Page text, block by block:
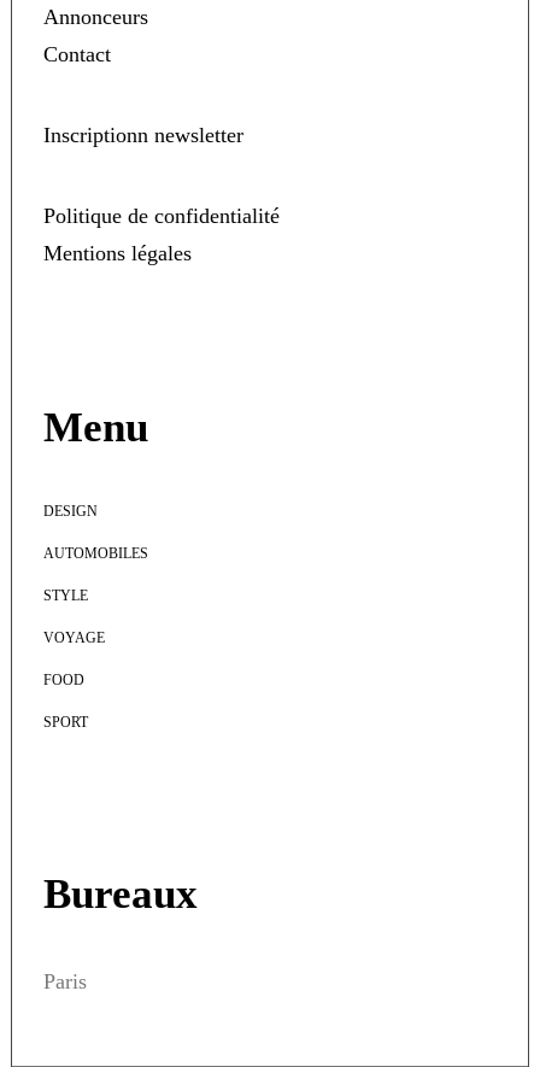
Annonceurs
Contact
Inscriptionn newsletter
Politique de confidentialité
Mentions légales
Menu
DESIGN
AUTOMOBILES
STYLE
VOYAGE
FOOD
SPORT
Bureaux
Paris